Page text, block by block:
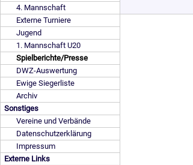
4. Mannschaft
Externe Turniere
Jugend
1. Mannschaft U20
Spielberichte/Presse
DWZ-Auswertung
Ewige Siegerliste
Archiv
Sonstiges
Vereine und Verbände
Datenschutzerklärung
Impressum
Externe Links